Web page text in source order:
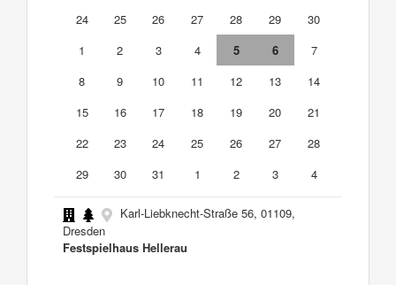
24
25 26 27 28 29
30
1
2 3 4 5 6
7
8
9 10 11 12 13
14
15
16 17 18 19 20
21
22
23 24 25 26 27
28
29
30 31 1 2 3 4
Karl-Liebknecht-Straße 56, 01109,
Dresden
Festspielhaus Hellerau